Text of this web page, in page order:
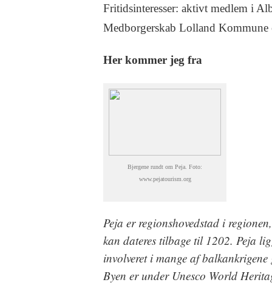
Fritidsinteresser: aktivt medlem i
Medborgerskab Lolland
Her kommer jeg fra
Bjergene rundt om Peja. Foto:
www.pejatourism.org
Peja er regionshovedstad i
kan dateres tilbage til 1202. Peja
involveret i mange af
Byen er under Unesco World